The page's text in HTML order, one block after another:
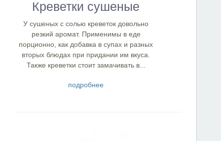
Креветки сушеные
У сушеных с солью креветок довольно
резкий аромат. Применимы в еде
порционно, как добавка в супах и разных
вторых блюдах при придании им вкуса.
Также креветки стоит замачивать в...
подробнее